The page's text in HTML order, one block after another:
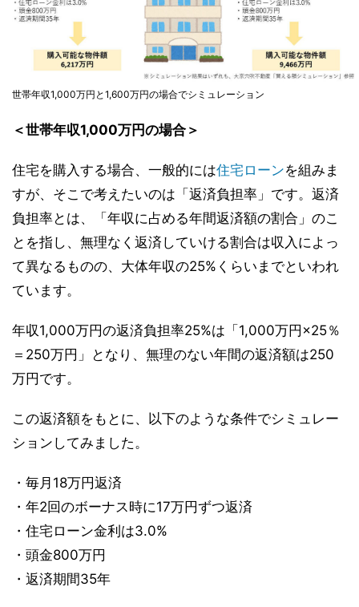
世帯年収1,000万円と1,600万円の場合でシミュレーション
＜世帯年収1,000万円の場合＞
住宅を購入する場合、一般的には住宅ローンを組みま
すが、そこで考えたいのは「返済負担率」です。返済
負担率とは、「年収に占める年間返済額の割合」のこ
とを指し、無理なく返済していける割合は収入によっ
て異なるものの、大体年収の25%くらいまでといわれ
ています。
年収1,000万円の返済負担率25%は「1,000万円×25％
＝250万円」となり、無理のない年間の返済額は250
万円です。
この返済額をもとに、以下のような条件でシミュレー
ションしてみました。
・毎月18万円返済
・年2回のボーナス時に17万円ずつ返済
・住宅ローン金利は3.0%
・頭金800万円
・返済期間35年